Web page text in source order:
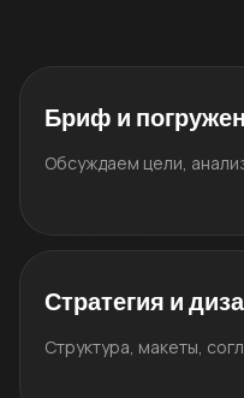
Бриф и
Обсуждаем цели,
Стратегия и
Структура, макеты,